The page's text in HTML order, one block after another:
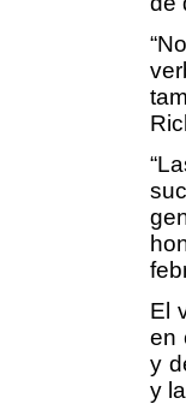
El
en
y
y